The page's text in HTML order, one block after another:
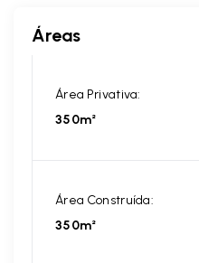
Áreas
Área Privativa:
350m²
Área Construída:
350m²